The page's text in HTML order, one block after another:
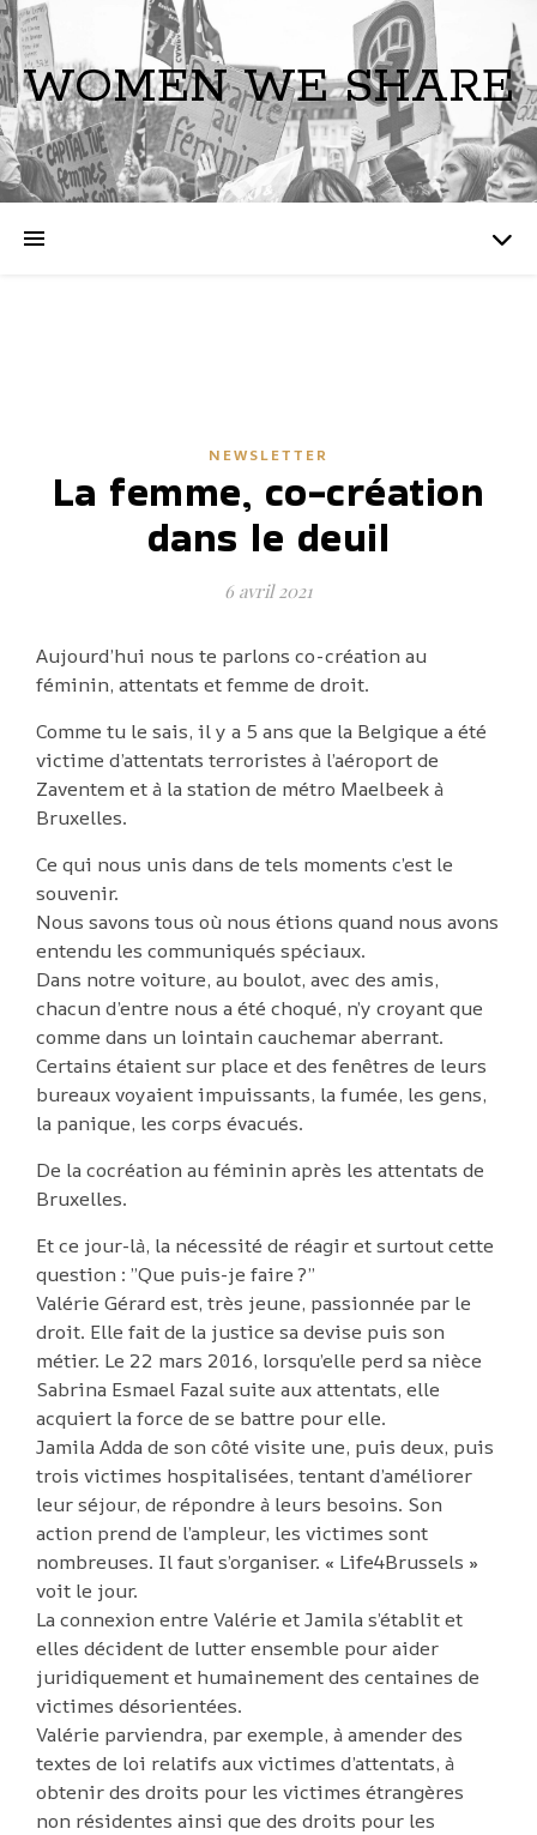
WOMEN WE SHARE
NEWSLETTER
La femme, co-création
dans le deuil
6 avril 2021
Aujourd’hui nous te parlons co-création au
féminin, attentats et femme de droit.
Comme tu le sais, il y a 5 ans que la Belgique a été
victime d’attentats terroristes à l’aéroport de
Zaventem et à la station de métro Maelbeek à
Bruxelles.
Ce qui nous unis dans de tels moments c’est le
souvenir.
Nous savons tous où nous étions quand nous avons
entendu les communiqués spéciaux.
Dans notre voiture, au boulot, avec des amis,
chacun d’entre nous a été choqué, n’y croyant que
comme dans un lointain cauchemar aberrant.
Certains étaient sur place et des fenêtres de leurs
bureaux voyaient impuissants, la fumée, les gens,
la panique, les corps évacués.
De la cocréation au féminin après les attentats de
Bruxelles.
Et ce jour-là, la nécessité de réagir et surtout cette
question : ”Que puis-je faire ?”
Valérie Gérard est, très jeune, passionnée par le
droit. Elle fait de la justice sa devise puis son
métier. Le 22 mars 2016, lorsqu’elle perd sa nièce
Sabrina Esmael Fazal suite aux attentats, elle
acquiert la force de se battre pour elle.
Jamila Adda de son côté visite une, puis deux, puis
trois victimes hospitalisées, tentant d’améliorer
leur séjour, de répondre à leurs besoins. Son
action prend de l’ampleur, les victimes sont
nombreuses. Il faut s’organiser. « Life4Brussels »
voit le jour.
La connexion entre Valérie et Jamila s’établit et
elles décident de lutter ensemble pour aider
juridiquement et humainement des centaines de
victimes désorientées.
Valérie parviendra, par exemple, à amender des
textes de loi relatifs aux victimes d’attentats, à
obtenir des droits pour les victimes étrangères
non résidentes ainsi que des droits pour les